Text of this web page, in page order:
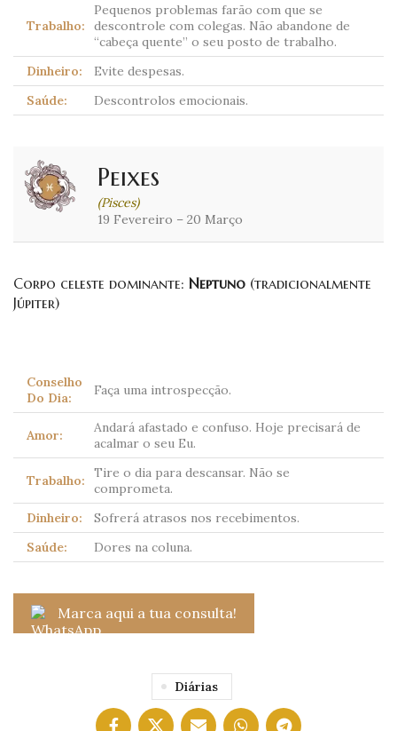
Trabalho:
Pequenos problemas farão com que se
descontrole com colegas. Não abandone de
“cabeça quente” o seu posto de trabalho.
Dinheiro:
Evite despesas.
Saúde:
Descontrolos emocionais.
Peixes
(Pisces)
19 Fevereiro – 20 Março
Corpo celeste dominante: Neptuno (tradicionalmente
Júpiter)
Conselho
Do Dia:
Faça uma introspecção.
Amor:
Andará afastado e confuso. Hoje precisará de
acalmar o seu Eu.
Trabalho:
Tire o dia para descansar. Não se
comprometa.
Dinheiro:
Sofrerá atrasos nos recebimentos.
Saúde:
Dores na coluna.
Marca aqui a tua consulta!
Diárias